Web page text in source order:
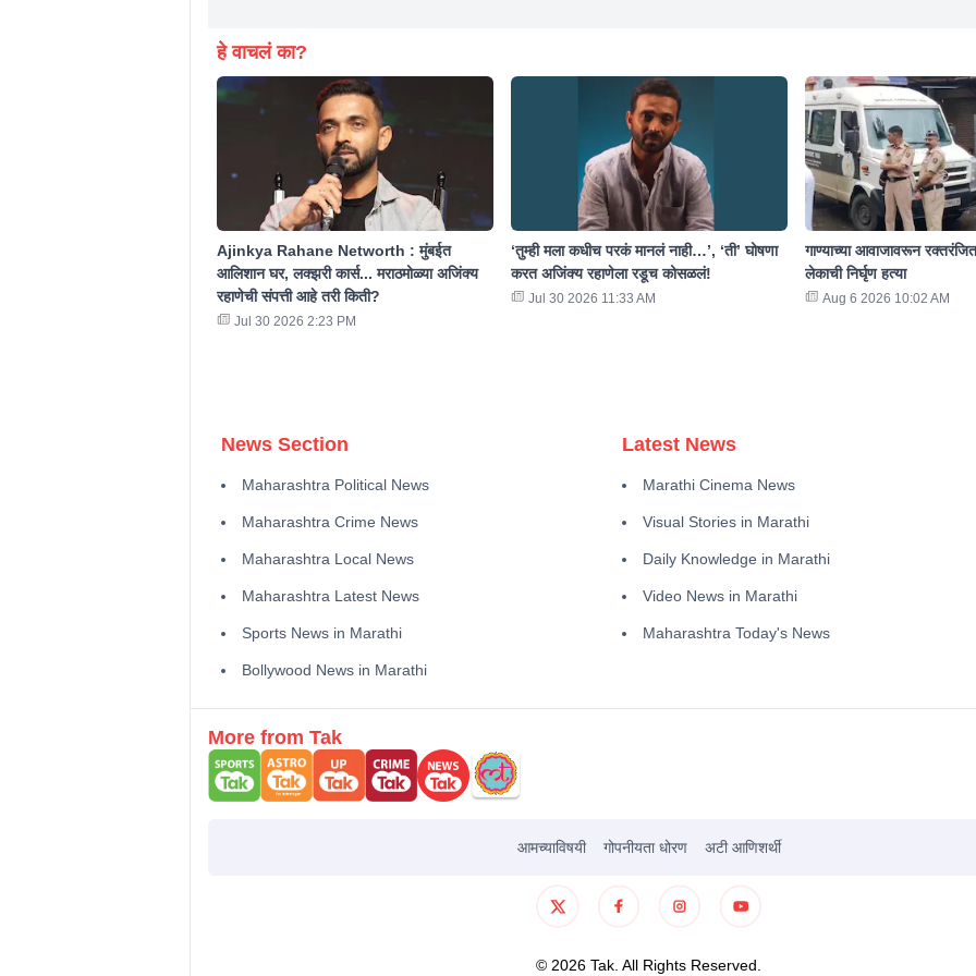
हे वाचलं का?
Ajinkya Rahane Networth : मुंबईत
आलिशान घर, लक्झरी कार्स... मराठमोळ्या अजिंक्य
रहाणेची संपत्ती आहे तरी किती?
Jul 30 2026 2:23 PM
‘तुम्ही मला कधीच परकं मानलं नाही…’, ‘ती’ घोषणा
करत अजिंक्य रहाणेला रडूच कोसळलं!
Jul 30 2026 11:33 AM
गाण्याच्या आवाजावरून
लेकाची निर्घृण हत्या
Aug 6 2026 10:02 AM
News Section
Maharashtra Political News
Maharashtra Crime News
Maharashtra Local News
Maharashtra Latest News
Sports News in Marathi
Bollywood News in Marathi
Latest News
Marathi Cinema News
Visual Stories in Marathi
Daily Knowledge in Marathi
Video News in Marathi
Maharashtra Today's News
More from Tak
आमच्याविषयी गोपनीयता धोरण अटी आणिशर्थी
©2026 Tak. All Rights Reserved.